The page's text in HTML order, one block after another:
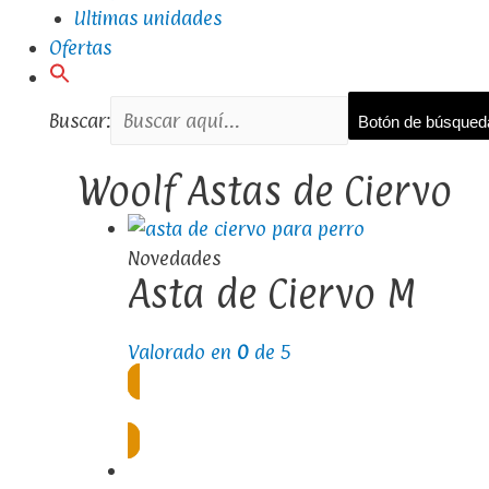
Ultimas unidades
Ofertas
Buscar: Botón de
Woolf Astas de Ciervo
Novedades
Asta de Ciervo M
Valorado en 0 de 5